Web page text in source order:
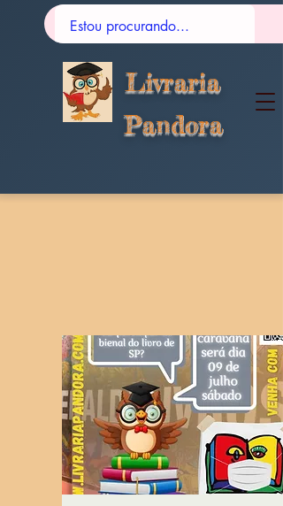
Livraria
Pandora